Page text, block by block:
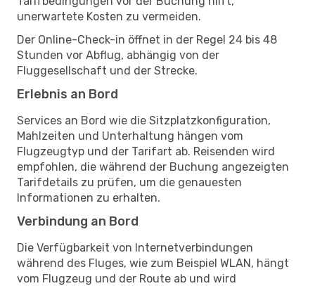
unerwartete Kosten zu vermeiden.
Der Online-Check-in öffnet in der Regel 24 bis 48
Stunden vor Abflug, abhängig von der
Fluggesellschaft und der Strecke.
Erlebnis an Bord
Services an Bord wie die Sitzplatzkonfiguration,
Mahlzeiten und Unterhaltung hängen vom
Flugzeugtyp und der Tarifart ab. Reisenden wird
empfohlen, die während der Buchung angezeigten
Tarifdetails zu prüfen, um die genauesten
Informationen zu erhalten.
Verbindung an Bord
Die Verfügbarkeit von Internetverbindungen
während des Fluges, wie zum Beispiel WLAN, hängt
vom Flugzeug und der Route ab und wird